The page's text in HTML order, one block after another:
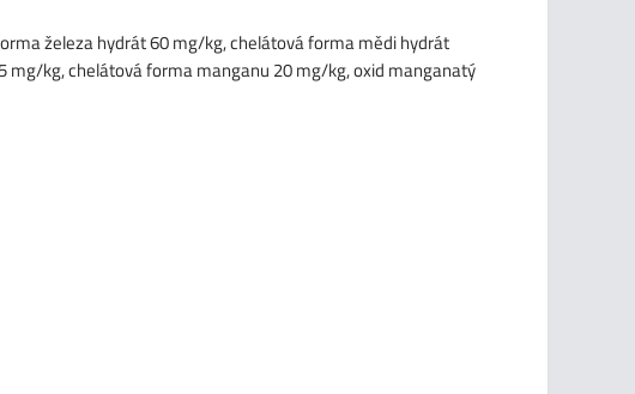
železa hydrát 60 mg/kg, chelátová forma mědi hydrát
mg/kg, chelátová forma manganu 20 mg/kg, oxid manganatý